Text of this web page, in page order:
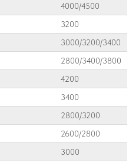
4000/4500
3200
3000/3200/3400
2800/3400/3800
4200
3400
2800/3200
2600/2800
3000